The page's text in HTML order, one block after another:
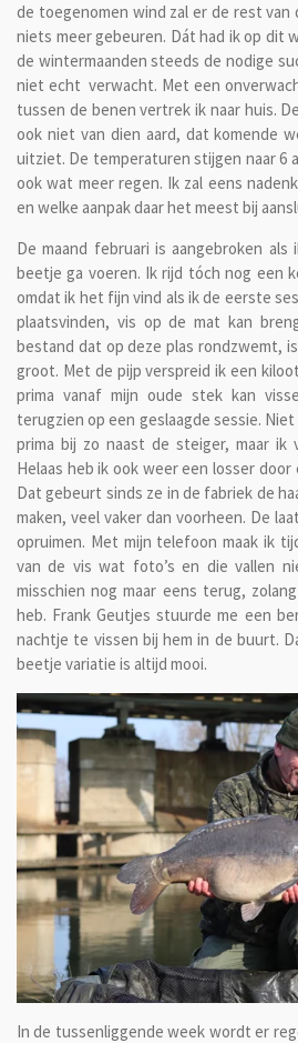
de toegenomen wind zal er de rest
niets meer gebeuren. Dát had ik op dit
de wintermaanden steeds de nodige
niet echt verwacht. Met een
tussen de benen vertrek ik naar huis.
ook niet van dien aard, dat komende
uitziet. De temperaturen stijgen naar 6
ook wat meer regen. Ik zal eens
en welke aanpak daar het meest bij
De maand februari is aangebroken
beetje ga voeren. Ik rijd tóch nog een
omdat ik het fijn vind als ik de eerste
plaatsvinden, vis op de mat kan
bestand dat op deze plas rondzwemt,
groot. Met de pijp verspreid ik een
prima vanaf mijn oude stek kan
terugzien op een geslaagde sessie.
prima bij zo naast de steiger, maar ik
Helaas heb ik ook weer een losser
Dat gebeurt sinds ze in de fabriek de
maken, veel vaker dan voorheen. De
opruimen. Met mijn telefoon maak ik
van de vis wat foto’s en die vallen
misschien nog maar eens terug,
heb. Frank Geutjes stuurde me een
nachtje te vissen bij hem in de buurt.
beetje variatie is altijd mooi.
In de tussenliggende week wordt er